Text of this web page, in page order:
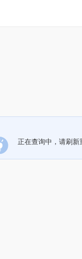
正在查询中，请刷新